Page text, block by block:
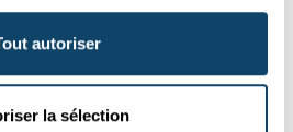
autoriser
la sélection